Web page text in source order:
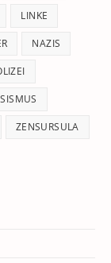
LINKE
NAZIS
ZENSURSULA